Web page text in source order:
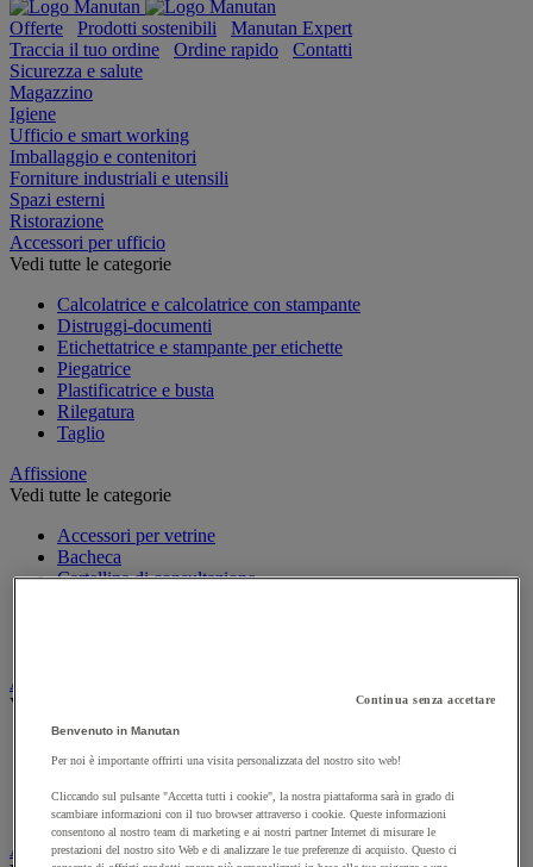
Offerte Prodotti sostenibili
Manutan Expert
Traccia il tuo ordine
Ordine rapido
Contatti
Sicurezza e salute
Magazzino
Igiene
Ufficio e smart working
Imballaggio e contenitori
Forniture industriali e utensili
Spazi esterni
Ristorazione
Accessori per ufficio
Vedi tutte le categorie
Calcolatrice e calcolatrice con stampante
Distruggi-documenti
Etichettatrice e stampante per etichette
Piegatrice
Plastificatrice e busta
Rilegatura
Taglio
Affissione
Vedi tutte le categorie
Accessori per vetrine
Bacheca
Cartellina di consultazione
Appendiabiti e attaccapanni
Vedi tutte le categorie
Attaccapanni a muro
Porta-ombrelli
Stand porta-abiti
Armadio e archiviazione
Continua senza accettare
Benvenuto in Manutan
Per noi è importante offrirti una visita personalizzata del nostro sito web!
Cliccando sul pulsante "Accetta tutti i cookie", la nostra piattaforma sarà in grado di
scambiare informazioni con il tuo browser attraverso i cookie. Queste informazioni
consentono al nostro team di marketing e ai nostri partner Internet di misurare le
prestazioni del nostro sito Web e di analizzare le tue preferenze di acquisto. Questo ci